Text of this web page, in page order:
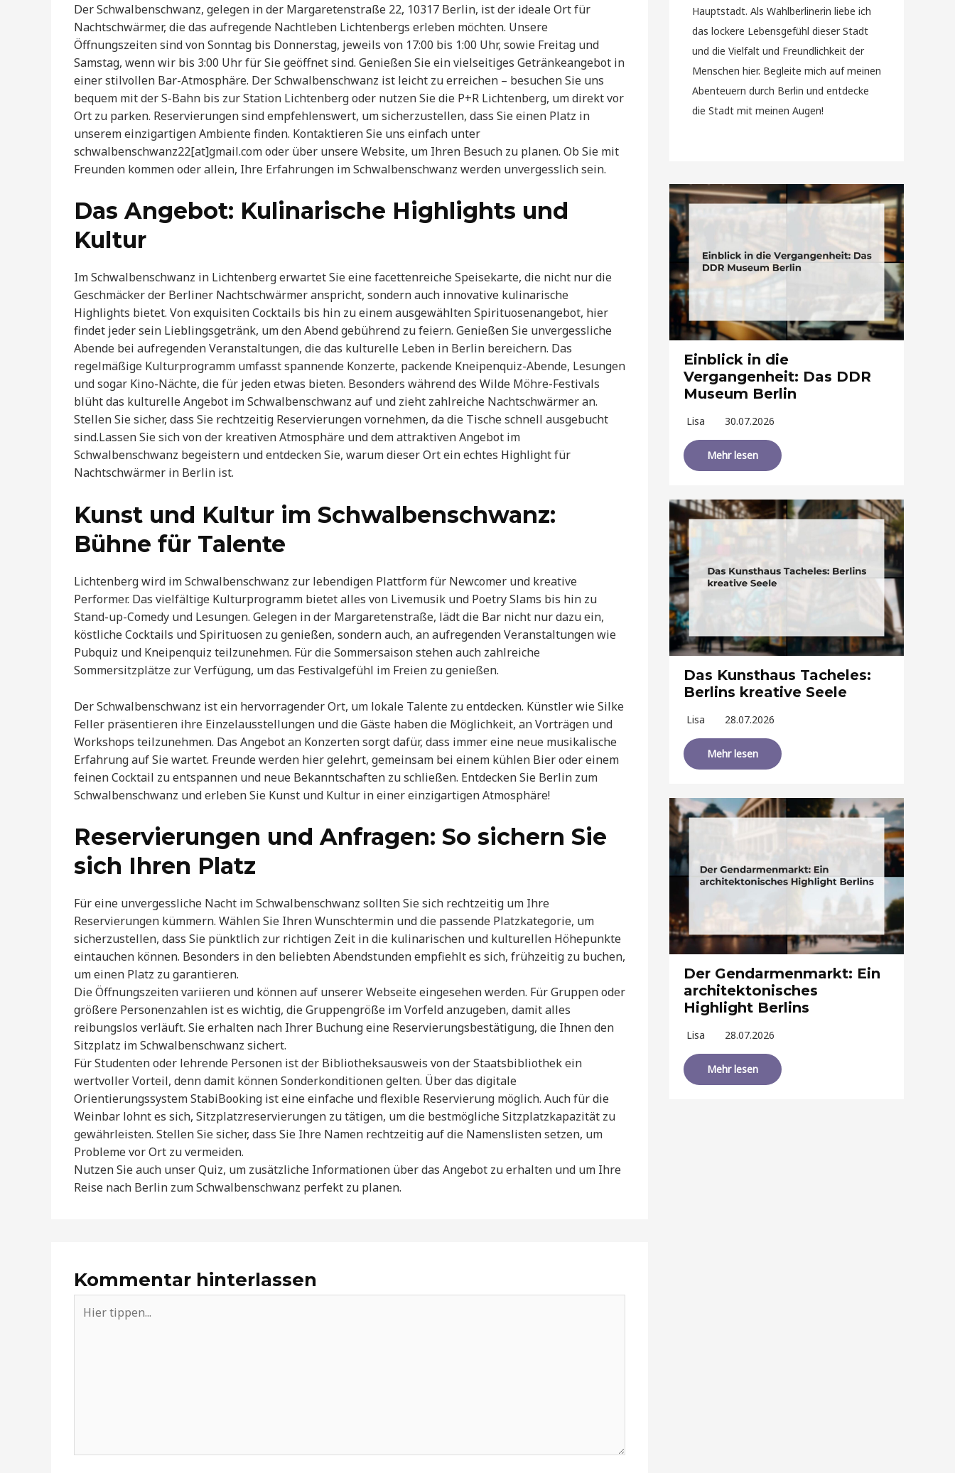
Der Schwalbenschwanz, gelegen in der Margaretenstraße 22, 10317 Berlin, ist der ideale Ort für
Nachtschwärmer, die das aufregende Nachtleben Lichtenbergs erleben möchten. Unsere
Öffnungszeiten sind von Sonntag bis Donnerstag, jeweils von 17:00 bis 1:00 Uhr, sowie Freitag und
Samstag, wenn wir bis 3:00 Uhr für Sie geöffnet sind. Genießen Sie ein vielseitiges Getränkeangebot in
einer stilvollen Bar-Atmosphäre. Der Schwalbenschwanz ist leicht zu erreichen – besuchen Sie uns
bequem mit der S-Bahn bis zur Station Lichtenberg oder nutzen Sie die P+R Lichtenberg, um direkt vor
Ort zu parken. Reservierungen sind empfehlenswert, um sicherzustellen, dass Sie einen Platz in
unserem einzigartigen Ambiente finden. Kontaktieren Sie uns einfach unter
schwalbenschwanz22[at]gmail.com oder über unsere Website, um Ihren Besuch zu planen. Ob Sie mit
Freunden kommen oder allein, Ihre Erfahrungen im Schwalbenschwanz werden unvergesslich sein.
Das Angebot: Kulinarische Highlights und
Kultur
Im Schwalbenschwanz in Lichtenberg erwartet Sie eine facettenreiche Speisekarte, die nicht nur die
Geschmäcker der Berliner Nachtschwärmer anspricht, sondern auch innovative kulinarische
Highlights bietet. Von exquisiten Cocktails bis hin zu einem ausgewählten Spirituosenangebot, hier
findet jeder sein Lieblingsgetränk, um den Abend gebührend zu feiern. Genießen Sie unvergessliche
Abende bei aufregenden Veranstaltungen, die das kulturelle Leben in Berlin bereichern. Das
regelmäßige Kulturprogramm umfasst spannende Konzerte, packende Kneipenquiz-Abende, Lesungen
und sogar Kino-Nächte, die für jeden etwas bieten. Besonders während des Wilde Möhre-Festivals
blüht das kulturelle Angebot im Schwalbenschwanz auf und zieht zahlreiche Nachtschwärmer an.
Stellen Sie sicher, dass Sie rechtzeitig Reservierungen vornehmen, da die Tische schnell ausgebucht
sind.Lassen Sie sich von der kreativen Atmosphäre und dem attraktiven Angebot im
Schwalbenschwanz begeistern und entdecken Sie, warum dieser Ort ein echtes Highlight für
Nachtschwärmer in Berlin ist.
Kunst und Kultur im Schwalbenschwanz:
Bühne für Talente
Lichtenberg wird im Schwalbenschwanz zur lebendigen Plattform für Newcomer und kreative
Performer. Das vielfältige Kulturprogramm bietet alles von Livemusik und Poetry Slams bis hin zu
Stand-up-Comedy und Lesungen. Gelegen in der Margaretenstraße, lädt die Bar nicht nur dazu ein,
köstliche Cocktails und Spirituosen zu genießen, sondern auch, an aufregenden Veranstaltungen wie
Pubquiz und Kneipenquiz teilzunehmen. Für die Sommersaison stehen auch zahlreiche
Sommersitzplätze zur Verfügung, um das Festivalgefühl im Freien zu genießen.
Der Schwalbenschwanz ist ein hervorragender Ort, um lokale Talente zu entdecken. Künstler wie Silke
Feller präsentieren ihre Einzelausstellungen und die Gäste haben die Möglichkeit, an Vorträgen und
Workshops teilzunehmen. Das Angebot an Konzerten sorgt dafür, dass immer eine neue musikalische
Erfahrung auf Sie wartet. Freunde werden hier gelehrt, gemeinsam bei einem kühlen Bier oder einem
feinen Cocktail zu entspannen und neue Bekanntschaften zu schließen. Entdecken Sie Berlin zum
Schwalbenschwanz und erleben Sie Kunst und Kultur in einer einzigartigen Atmosphäre!
Reservierungen und Anfragen: So sichern Sie
sich Ihren Platz
Für eine unvergessliche Nacht im Schwalbenschwanz sollten Sie sich rechtzeitig um Ihre
Reservierungen kümmern. Wählen Sie Ihren Wunschtermin und die passende Platzkategorie, um
sicherzustellen, dass Sie pünktlich zur richtigen Zeit in die kulinarischen und kulturellen Höhepunkte
eintauchen können. Besonders in den beliebten Abendstunden empfiehlt es sich, frühzeitig zu buchen,
um einen Platz zu garantieren.
Die Öffnungszeiten variieren und können auf unserer Webseite eingesehen werden. Für Gruppen oder
größere Personenzahlen ist es wichtig, die Gruppengröße im Vorfeld anzugeben, damit alles
reibungslos verläuft. Sie erhalten nach Ihrer Buchung eine Reservierungsbestätigung, die Ihnen den
Sitzplatz im Schwalbenschwanz sichert.
Für Studenten oder lehrende Personen ist der Bibliotheksausweis von der Staatsbibliothek ein
wertvoller Vorteil, denn damit können Sonderkonditionen gelten. Über das digitale
Orientierungssystem StabiBooking ist eine einfache und flexible Reservierung möglich. Auch für die
Weinbar lohnt es sich, Sitzplatzreservierungen zu tätigen, um die bestmögliche Sitzplatzkapazität zu
gewährleisten. Stellen Sie sicher, dass Sie Ihre Namen rechtzeitig auf die Namenslisten setzen, um
Probleme vor Ort zu vermeiden.
Nutzen Sie auch unser Quiz, um zusätzliche Informationen über das Angebot zu erhalten und um Ihre
Reise nach Berlin zum Schwalbenschwanz perfekt zu planen.
Kommentar hinterlassen
tippen...
Hauptstadt. Als Wahlberlinerin liebe ich
das lockere Lebensgefühl dieser Stadt
und die Vielfalt und Freundlichkeit der
Menschen hier. Begleite mich auf meinen
Abenteuern durch Berlin und entdecke
die Stadt mit meinen Augen!
Einblick in die
Vergangenheit: Das DDR
Museum Berlin
Lisa 30.07.2026
Mehr lesen
Das Kunsthaus Tacheles:
Berlins kreative Seele
Lisa 28.07.2026
Mehr lesen
Der Gendarmenmarkt: Ein
architektonisches
Highlight Berlins
Lisa 28.07.2026
Mehr lesen